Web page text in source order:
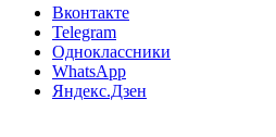
Вконтакте
Telegram
Одноклассники
WhatsApp
Яндекс.Дзен